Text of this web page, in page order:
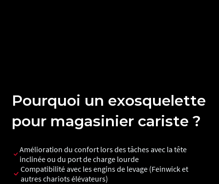
Pourquoi un exosquelette
pour magasinier cariste ?
Amélioration du confort lors des tâches avec la tête
inclinée ou du port de charge lourde
Compatibilité avec les engins de levage (Feinwick et
autres chariots élévateurs)